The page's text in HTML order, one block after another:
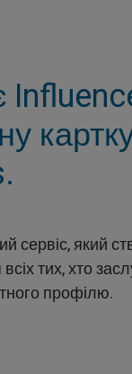
сервіс, який
тих, хто
профілю.